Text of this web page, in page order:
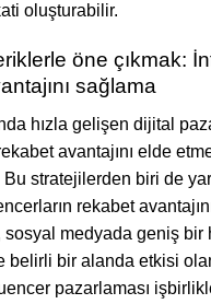
oluşturabilir.
öne çıkmak:
sağlama
hızla gelişen dijital
avantajını elde
Bu stratejilerden biri de
rekabet
sosyal medyada geniş
belirli bir alanda etkisi
pazarlaması